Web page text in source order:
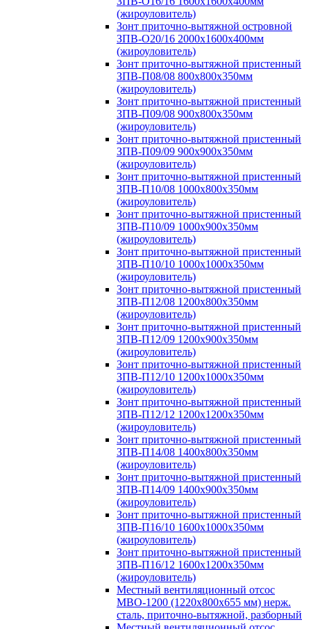
(жироуловитель)
Зонт приточно-вытяжной островной
ЗПВ-О20/16 2000х1600х400мм
(жироуловитель)
Зонт приточно-вытяжной пристенный
ЗПВ-П08/08 800х800х350мм
(жироуловитель)
Зонт приточно-вытяжной пристенный
ЗПВ-П09/08 900х800х350мм
(жироуловитель)
Зонт приточно-вытяжной пристенный
ЗПВ-П09/09 900х900х350мм
(жироуловитель)
Зонт приточно-вытяжной пристенный
ЗПВ-П10/08 1000х800х350мм
(жироуловитель)
Зонт приточно-вытяжной пристенный
ЗПВ-П10/09 1000х900х350мм
(жироуловитель)
Зонт приточно-вытяжной пристенный
ЗПВ-П10/10 1000х1000х350мм
(жироуловитель)
Зонт приточно-вытяжной пристенный
ЗПВ-П12/08 1200х800х350мм
(жироуловитель)
Зонт приточно-вытяжной пристенный
ЗПВ-П12/09 1200х900х350мм
(жироуловитель)
Зонт приточно-вытяжной пристенный
ЗПВ-П12/10 1200х1000х350мм
(жироуловитель)
Зонт приточно-вытяжной пристенный
ЗПВ-П12/12 1200х1200х350мм
(жироуловитель)
Зонт приточно-вытяжной пристенный
ЗПВ-П14/08 1400х800х350мм
(жироуловитель)
Зонт приточно-вытяжной пристенный
ЗПВ-П14/09 1400х900х350мм
(жироуловитель)
Зонт приточно-вытяжной пристенный
ЗПВ-П16/10 1600х1000х350мм
(жироуловитель)
Зонт приточно-вытяжной пристенный
ЗПВ-П16/12 1600х1200х350мм
(жироуловитель)
Местный вентиляционный отсос
МВО-1200 (1220х800х655 мм) нерж.
сталь, приточно-вытяжной, разборный